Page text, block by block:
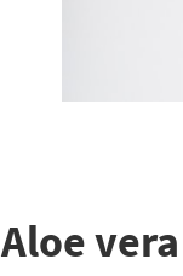
Aloe vera